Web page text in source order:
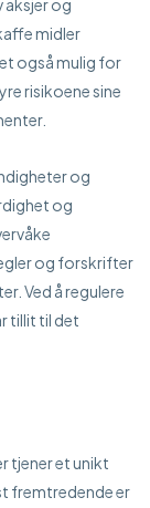
aksjer og
midler
også mulig for
risikoene sine
og
og
og forskrifter
Ved å regulere
tillit til det
tjener et unikt
fremtredende er